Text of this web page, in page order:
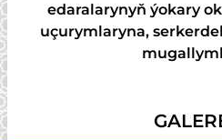
edaralarynyň ýokary
uçurymlaryna,